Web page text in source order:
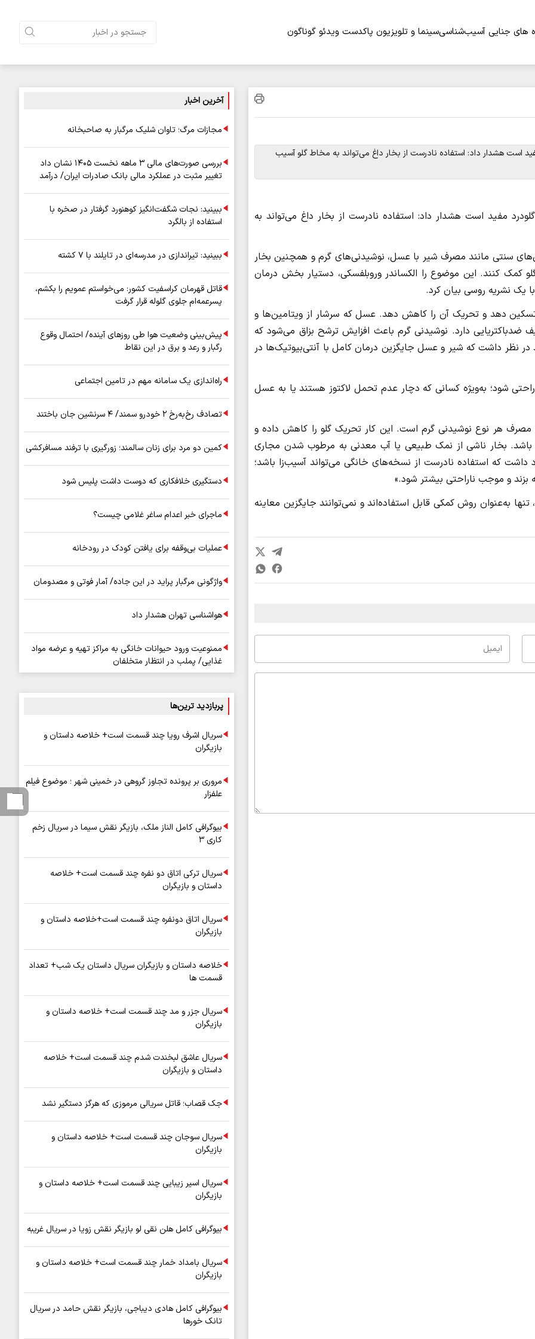
های جنایی آسیب‌شناسیسینما و تلویزیون پاکدست ویدئو گوناگون
هشدار داد: استفاده نادرست از بخار داغ می‌تواند به مخاط گلو آسیب
مفید است هشدار داد: استفاده نادرست از بخار داغ می‌تواند به
سنتی مانند مصرف شیر با عسل، نوشیدنی‌های گرم و همچنین بخار
کنند. این موضوع را الکساندر وروبلفسکی، دستیار بخش درمان
یک نشریه روسی بیان کرد.
تسکین دهد و تحریک آن را کاهش دهد. عسل که سرشار از ویتامین‌ها و
دارد. نوشیدنی گرم باعث افزایش ترشح بزاق می‌شود که
نظر داشت که شیر و عسل جایگزین درمان کامل با آنتی‌بیوتیک‌ها در
شود؛ به‌ویژه کسانی که دچار عدم تحمل لاکتوز هستند یا به عسل
هر نوع نوشیدنی گرم است. این کار تحریک گلو را کاهش داده و
بخار ناشی از نمک طبیعی یا آب معدنی به مرطوب شدن مجاری
که استفاده نادرست از نسخه‌های خانگی می‌تواند آسیب‌زا باشد؛
و موجب ناراحتی بیشتر شود.»
به‌عنوان روش کمکی قابل استفاده‌اند و نمی‌توانند جایگزین معاینه
آخرین اخبار
مجازات مرگ؛ تاوان شلیک مرگبار به صاحبخانه
بررسی صورت‌های مالی ۳ ماهه نخست ۱۴۰۵ نشان داد
تغییر مثبت در عملکرد مالی بانک صادرات ایران/ درآمد
ببینید: نجات شگفت‌انگیز کوهنورد گرفتار در صخره با
استفاده از بالگرد
ببینید: تیراندازی در مدرسه‌ای در تایلند با ۷ کشته
قاتل قهرمان کراسفیت کشور: می‌خواستم عمویم را بکشم،
پسرعمه‌ام جلوی گلوله قرار گرفت
پیش‌بینی وضعیت هوا طی روزهای آینده/ احتمال وقوع
رگبار و رعد و برق در این نقاط
راه‌اندازی یک سامانه مهم در تامین اجتماعی
تصادف رخ‌به‌رخ ۲ خودرو سمند/ ۴ سرنشین جان باختند
کمین دو مرد برای زنان سالمند؛ زورگیری با ترفند مسافرکشی
دستگیری خلافکاری که دوست داشت پلیس شود
ماجرای خبر اعدام ساغر غلامی چیست؟
عملیات بی‌وقفه برای یافتن کودک در رودخانه
واژگونی مرگبار پراید در این جاده/ آمار فوتی و مصدومان
هواشناسی تهران هشدار داد
ممنوعیت ورود حیوانات خانگی به مراکز تهیه و عرضه مواد
غذایی/ پملب در انتظار متخلفان
پربازدید ترین‌ها
سریال اشرف رویا چند قسمت است+ خلاصه داستان و
بازیگران
مروری بر پرونده تجاوز گروهی در خمینی شهر ؛ موضوع فیلم
علفزار
بیوگرافی کامل الناز ملک، بازیگر نقش سیما در سریال زخم
کاری ۳
سریال ترکی اتاق دو نفره چند قسمت است+ خلاصه
داستان و بازیگران
سریال اتاق دونفره چند قسمت است+خلاصه داستان و
بازیگران
خلاصه داستان و بازیگران سریال داستان یک شب+ تعداد
قسمت ها
سریال جزر و مد چند قسمت است+ خلاصه داستان و
بازیگران
سریال عاشق لبخندت شدم چند قسمت است+ خلاصه
داستان و بازیگران
جک قصاب؛ قاتل سریالی مرموزی که هرگز دستگیر نشد
سریال سوجان چند قسمت است+ خلاصه داستان و
بازیگران
سریال اسیر زیبایی چند قسمت است+ خلاصه داستان و
بازیگران
بیوگرافی کامل هلن نقی لو بازیگر نقش زویا در سریال غریبه
سریال بامداد خمار چند قسمت است+ خلاصه داستان و
بازیگران
بیوگرافی کامل هادی دیباجی، بازیگر نقش حامد در سریال
تانک خورها